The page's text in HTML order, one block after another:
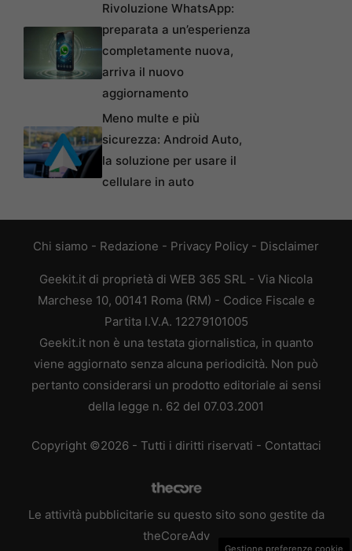
Rivoluzione WhatsApp:
preparata a un’esperienza
completamente nuova,
arriva il nuovo
aggiornamento
Meno multe e più
sicurezza: Android Auto,
la soluzione per usare il
cellulare in auto
Chi siamo - Redazione - Privacy Policy - Disclaimer
Geekit.it di proprietà di WEB 365 SRL - Via Nicola
Marchese 10, 00141 Roma (RM) - Codice Fiscale e
Partita I.V.A. 12279101005
Geekit.it non è una testata giornalistica, in quanto
viene aggiornato senza alcuna periodicità. Non può
pertanto considerarsi un prodotto editoriale ai sensi
della legge n. 62 del 07.03.2001
Copyright ©2026 - Tutti i diritti riservati - Contattaci
Le attività pubblicitarie su questo sito sono gestite da
theCoreAdv
Gestione preferenze cookie